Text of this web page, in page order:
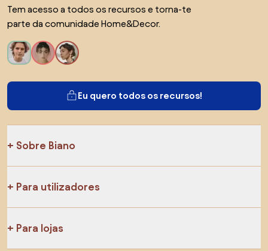
Tem acesso a todos os recursos e torna-te
parte da comunidade Home&Decor.
Eu quero todos os recursos!
Sobre Biano
Para utilizadores
Para lojas